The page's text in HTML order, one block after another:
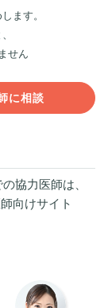
ます。
せん
に相談
協力医師は、
向けサイト